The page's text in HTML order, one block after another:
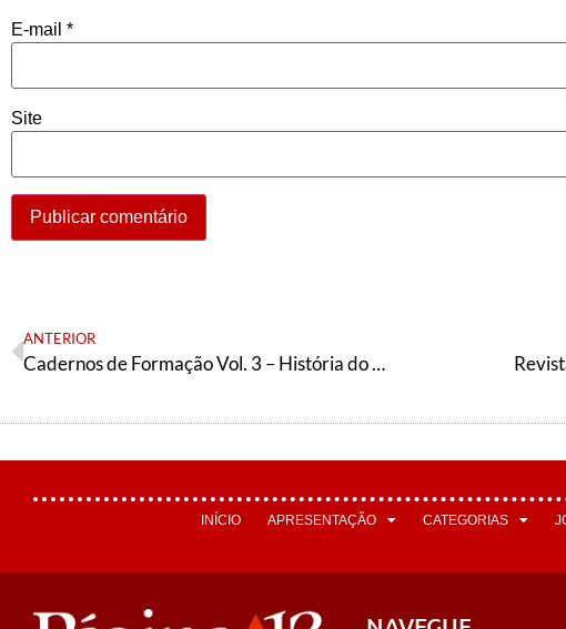
E-mail *
Site
ANTERIOR
Cadernos de Formação Vol. 3 – História do PT
INÍCIO APRESENTAÇÃO CATEGORIAS